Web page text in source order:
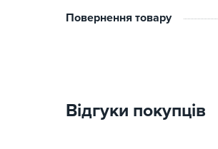
Повернення товару
Відгуки покупців